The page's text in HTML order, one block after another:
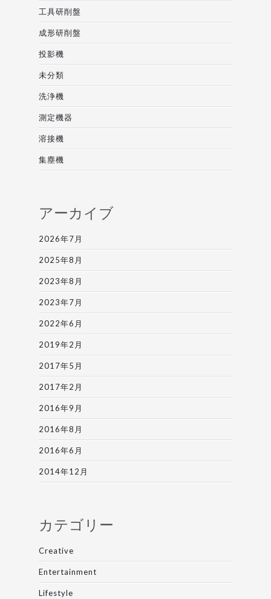
工具研削盤
成形研削盤
投影機
未分類
洗浄機
測定機器
溶接機
集塵機
アーカイブ
2026年7月
2025年8月
2023年8月
2023年7月
2022年6月
2019年2月
2017年5月
2017年2月
2016年9月
2016年8月
2016年6月
2014年12月
カテゴリー
Creative
Entertainment
Lifestyle